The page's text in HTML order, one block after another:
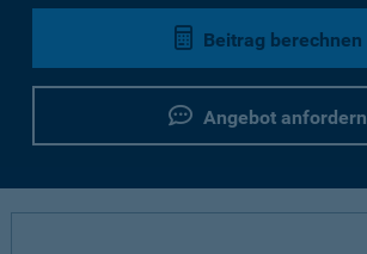
Beitrag berechnen
Angebot anfordern